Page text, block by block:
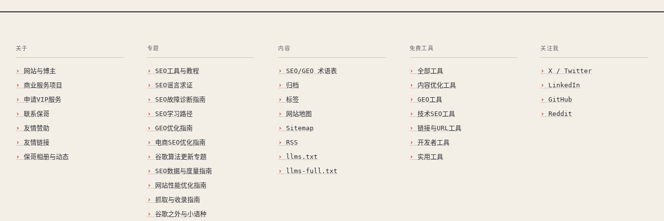
关于
网站与博主
商业服务项目
申请VIP服务
联系保哥
友情赞助
友情链接
保哥相册与动态
专题
SEO工具与教程
SEO谣言求证
SEO故障诊断指南
SEO学习路径
GEO优化指南
电商SEO优化指南
谷歌算法更新专题
SEO数据与度量指南
网站性能优化指南
抓取与收录指南
谷歌之外与小语种
内容
SEO/GEO 术语表
归档
标签
网站地图
Sitemap
RSS
llms.txt
llms-full.txt
免费工具
全部工具
内容优化工具
GEO工具
技术SEO工具
链接与URL工具
开发者工具
实用工具
关注我
X / Twitter
LinkedIn
GitHub
Reddit